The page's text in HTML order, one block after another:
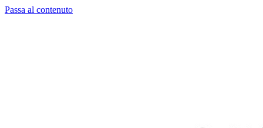
Passa al contenuto